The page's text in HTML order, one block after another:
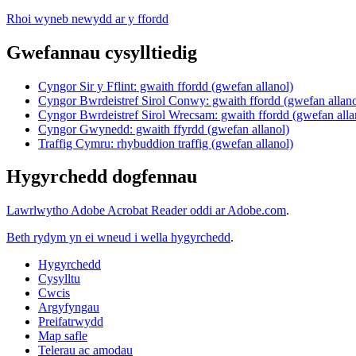
Rhoi wyneb newydd ar y ffordd
Gwefannau cysylltiedig
Cyngor Sir y Fflint: gwaith ffordd (gwefan allanol)
Cyngor Bwrdeistref Sirol Conwy: gwaith ffordd (gwefan
Cyngor Bwrdeistref Sirol Wrecsam: gwaith ffordd (gwefan
Cyngor Gwynedd: gwaith ffyrdd (gwefan allanol)
Traffig Cymru: rhybuddion traffig (gwefan allanol)
Hygyrchedd dogfennau
Lawrlwytho Adobe Acrobat Reader oddi ar Adobe.com.
Beth rydym yn ei wneud i wella hygyrchedd.
Hygyrchedd
Cysylltu
Cwcis
Argyfyngau
Preifatrwydd
Map safle
Telerau ac amodau